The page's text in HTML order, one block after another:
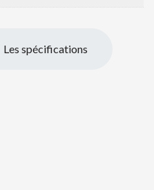
Les spécifications